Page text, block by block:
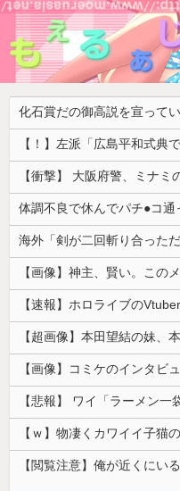
【超画像】本田望結の妹、
【ｗ】物凄くカワイイ子猫
【閲覧注意】俺が近くにい